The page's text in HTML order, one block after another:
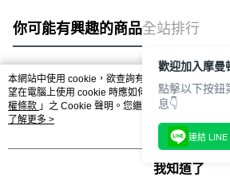
你可能有興趣的商品全站排行
熱門標籤
本網站中使用 cookie，欲查詢有關本網站使用
望在電腦上使用 cookie 時應如何變更電腦的 cookie
權條款 」之 Cookie 聲明。您繼續使用本網站即表
用條款之 Cookie 聲明使用 cookie。
了解更多 >
我知道了
歡迎加入摩
點擊以下按鈕
息👇
連結 LINE